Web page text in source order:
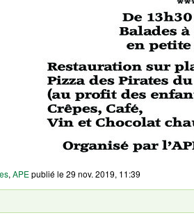
, APEpublié le29 nov. 2019, 11:39